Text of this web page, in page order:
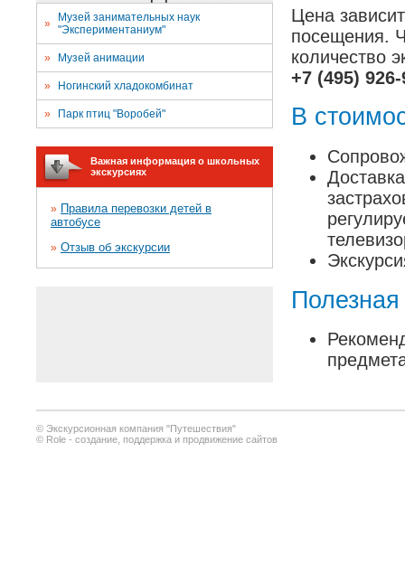
»
Музей занимательных наук
"Экспериментаниум"
» Музей анимации
» Ногинский хладокомбинат
» Парк птиц "Воробей"
Важная информация о школьных
экскурсиях
» Правила перевозки детей в
автобусе
» Отзыв об экскурсии
Цена
посещения.
количество
+7 (495)
В
© Экскурсионная компания "Путешествия"
© Role - создание, поддержка и продвижение сайтов